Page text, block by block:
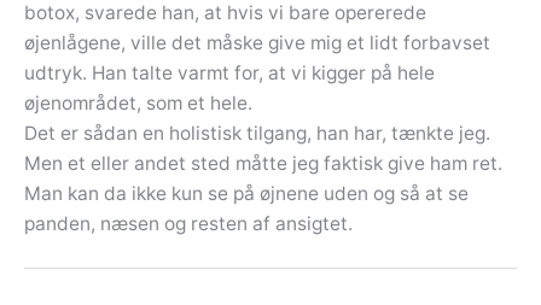
botox, svarede han, at hvis vi bare opererede
øjenlågene, ville det måske give mig et lidt forbavset
udtryk. Han talte varmt for, at vi kigger på hele
øjenområdet, som et hele.
Det er sådan en holistisk tilgang, han har, tænkte jeg.
Men et eller andet sted måtte jeg faktisk give ham ret.
Man kan da ikke kun se på øjnene uden og så at se
panden, næsen og resten af ansigtet.